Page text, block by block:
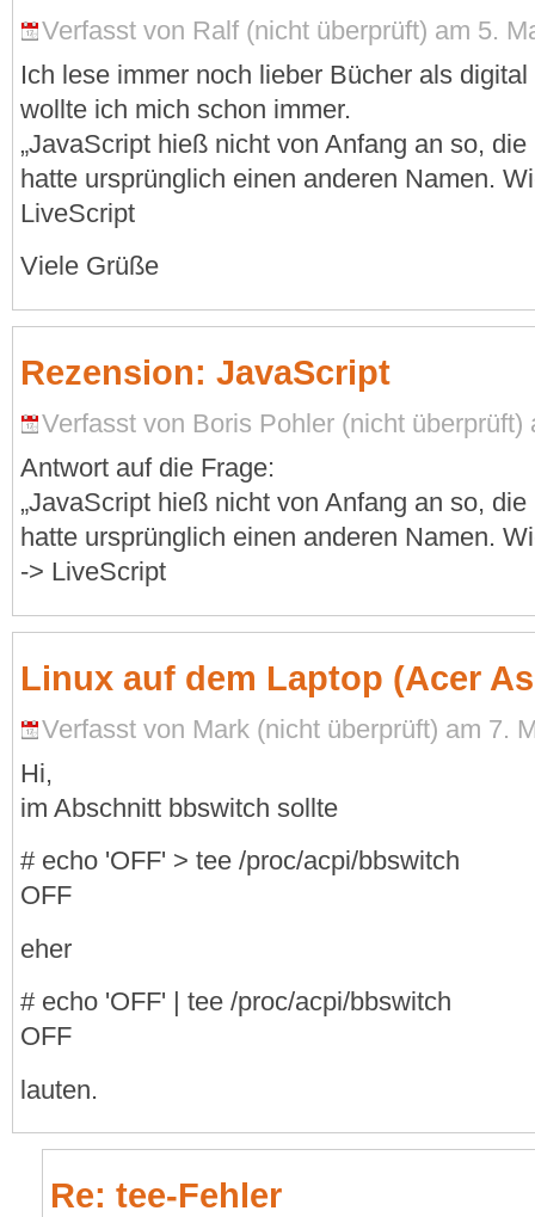
Verfasst von Ralf (nicht überprüft) am 5.
Ich lese immer noch lieber Bücher als
wollte ich mich schon immer.
„JavaScript hieß nicht von Anfang an so,
hatte ursprünglich einen anderen Namen.
LiveScript
Viele Grüße
Rezension: JavaScript
Verfasst von Boris Pohler (nicht überprüft)
Antwort auf die Frage:
„JavaScript hieß nicht von Anfang an so,
hatte ursprünglich einen anderen Namen.
-> LiveScript
Linux auf dem Laptop (Acer
Verfasst von Mark (nicht überprüft) am 7.
Hi,
im Abschnitt bbswitch sollte
# echo 'OFF' > tee /proc/acpi/bbswitch
OFF
eher
# echo 'OFF' | tee /proc/acpi/bbswitch
OFF
lauten.
Re: tee-Fehler